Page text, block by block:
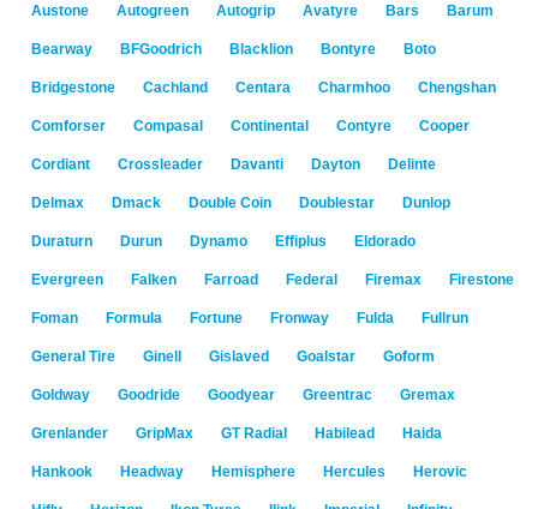
Austone Autogreen Autogrip Avatyre Bars Barum
Bearway BFGoodrich Blacklion Bontyre Boto
Bridgestone Cachland Centara Charmhoo Chengshan
Comforser Compasal Continental Contyre Cooper
Cordiant Crossleader Davanti Dayton Delinte
Delmax Dmack Double Coin Doublestar Dunlop
Duraturn Durun Dynamo Effiplus Eldorado
Evergreen Falken Farroad Federal Firemax Firestone
Foman Formula Fortune Fronway Fulda Fullrun
General Tire Ginell Gislaved Goalstar Goform
Goldway Goodride Goodyear Greentrac Gremax
Grenlander GripMax GT Radial Habilead Haida
Hankook Headway Hemisphere Hercules Herovic